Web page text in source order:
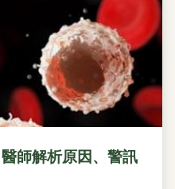
師解析原因、警訊